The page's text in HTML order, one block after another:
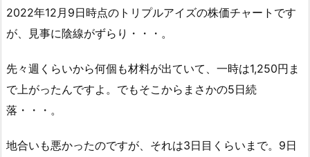
2022年12月9日時点のトリプルアイズの株価チャートです
が、見事に陰線がずらり・・・。
先々週くらいから何個も材料が出ていて、一時は1,250円ま
で上がったんですよ。でもそこからまさかの5日続
落・・・。
地合いも悪かったのですが、それは3日目くらいまで。9日